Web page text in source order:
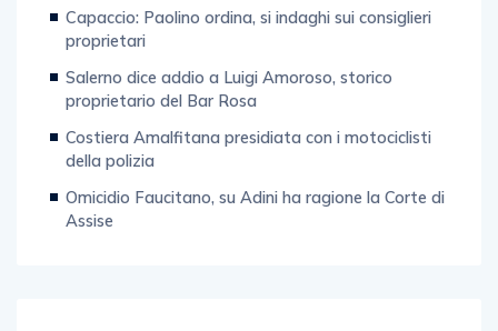
Capaccio: Paolino ordina, si indaghi sui consiglieri
proprietari
Salerno dice addio a Luigi Amoroso, storico
proprietario del Bar Rosa
Costiera Amalfitana presidiata con i motociclisti
della polizia
Omicidio Faucitano, su Adini ha ragione la Corte di
Assise